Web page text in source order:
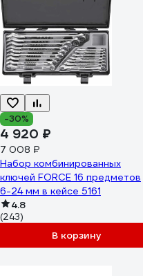
-30%
4 920 ₽
7 008 ₽
Набор комбинированных
ключей FORCE 16 предметов
6-24 мм в кейсе 5161
4.8
(243)
В корзину